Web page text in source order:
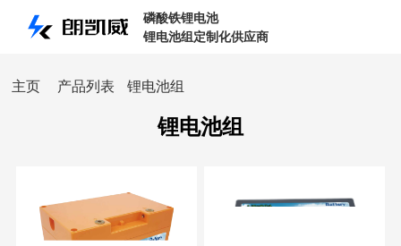
磷酸铁锂电池
锂电池组定制化供应商
主页 产品列表 锂电池组
锂电池组